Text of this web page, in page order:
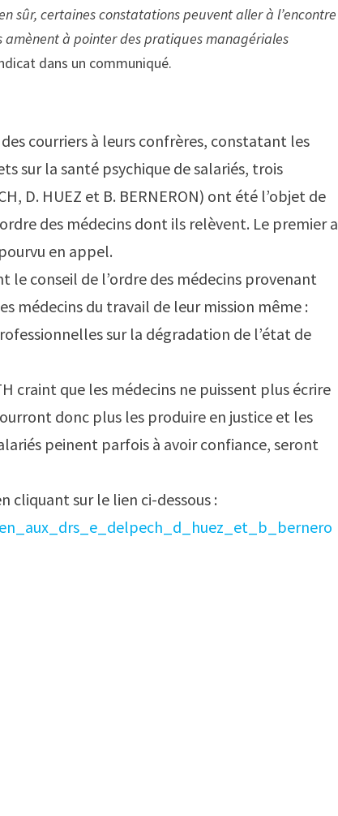
sûr, certaines constatations peuvent aller à l’encontre
amènent à pointer des pratiques managériales
dans un communiqué.
courriers à leurs confrères, constatant les
sur la santé psychique de salariés, trois
D. HUEZ et B. BERNERON) ont été l’objet de
des médecins dont ils relèvent. Le premier a
en appel.
le conseil de l’ordre des médecins provenant
médecins du travail de leur mission même :
sur la dégradation de l’état de
craint que les médecins ne puissent plus écrire
donc plus les produire en justice et les
peinent parfois à avoir confiance, seront
cliquant sur le lien ci-dessous :